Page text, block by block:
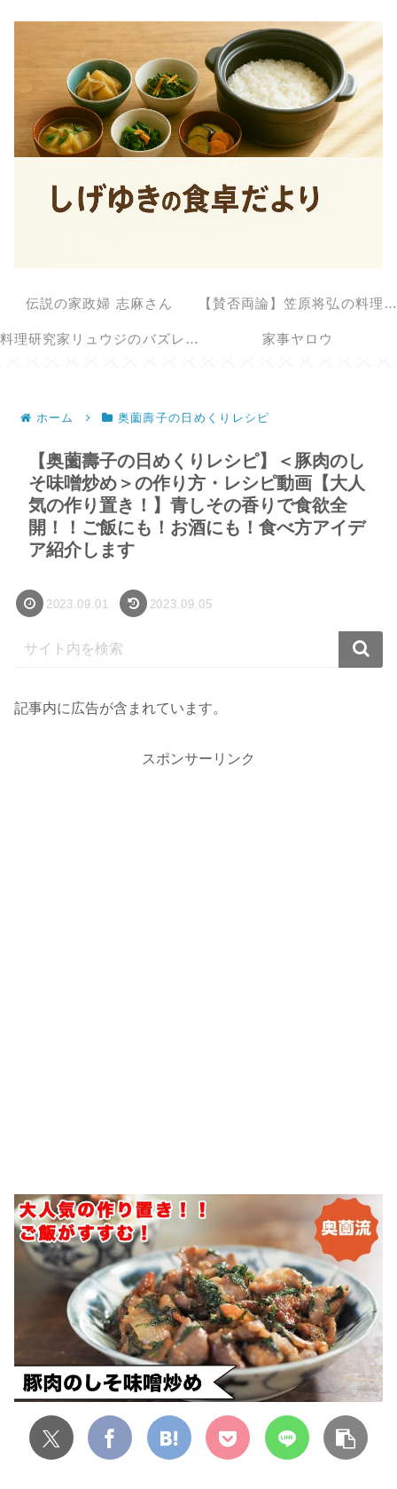
伝説の家政婦 志麻さん 【賛否両論】笠原将弘の料理のほそ道
料理研究家リュウジのバズレシピ 家事ヤロウ
ホーム 奥薗壽子の日めくりレシピ
【奥薗壽子の日めくりレシピ】＜豚肉のし
そ味噌炒め＞の作り方・レシピ動画【大人
気の作り置き！】青しその香りで食欲全
開！！ご飯にも！お酒にも！食べ方アイデ
ア紹介します
2023.09.01 2023.09.05
記事内に広告が含まれています。
スポンサーリンク